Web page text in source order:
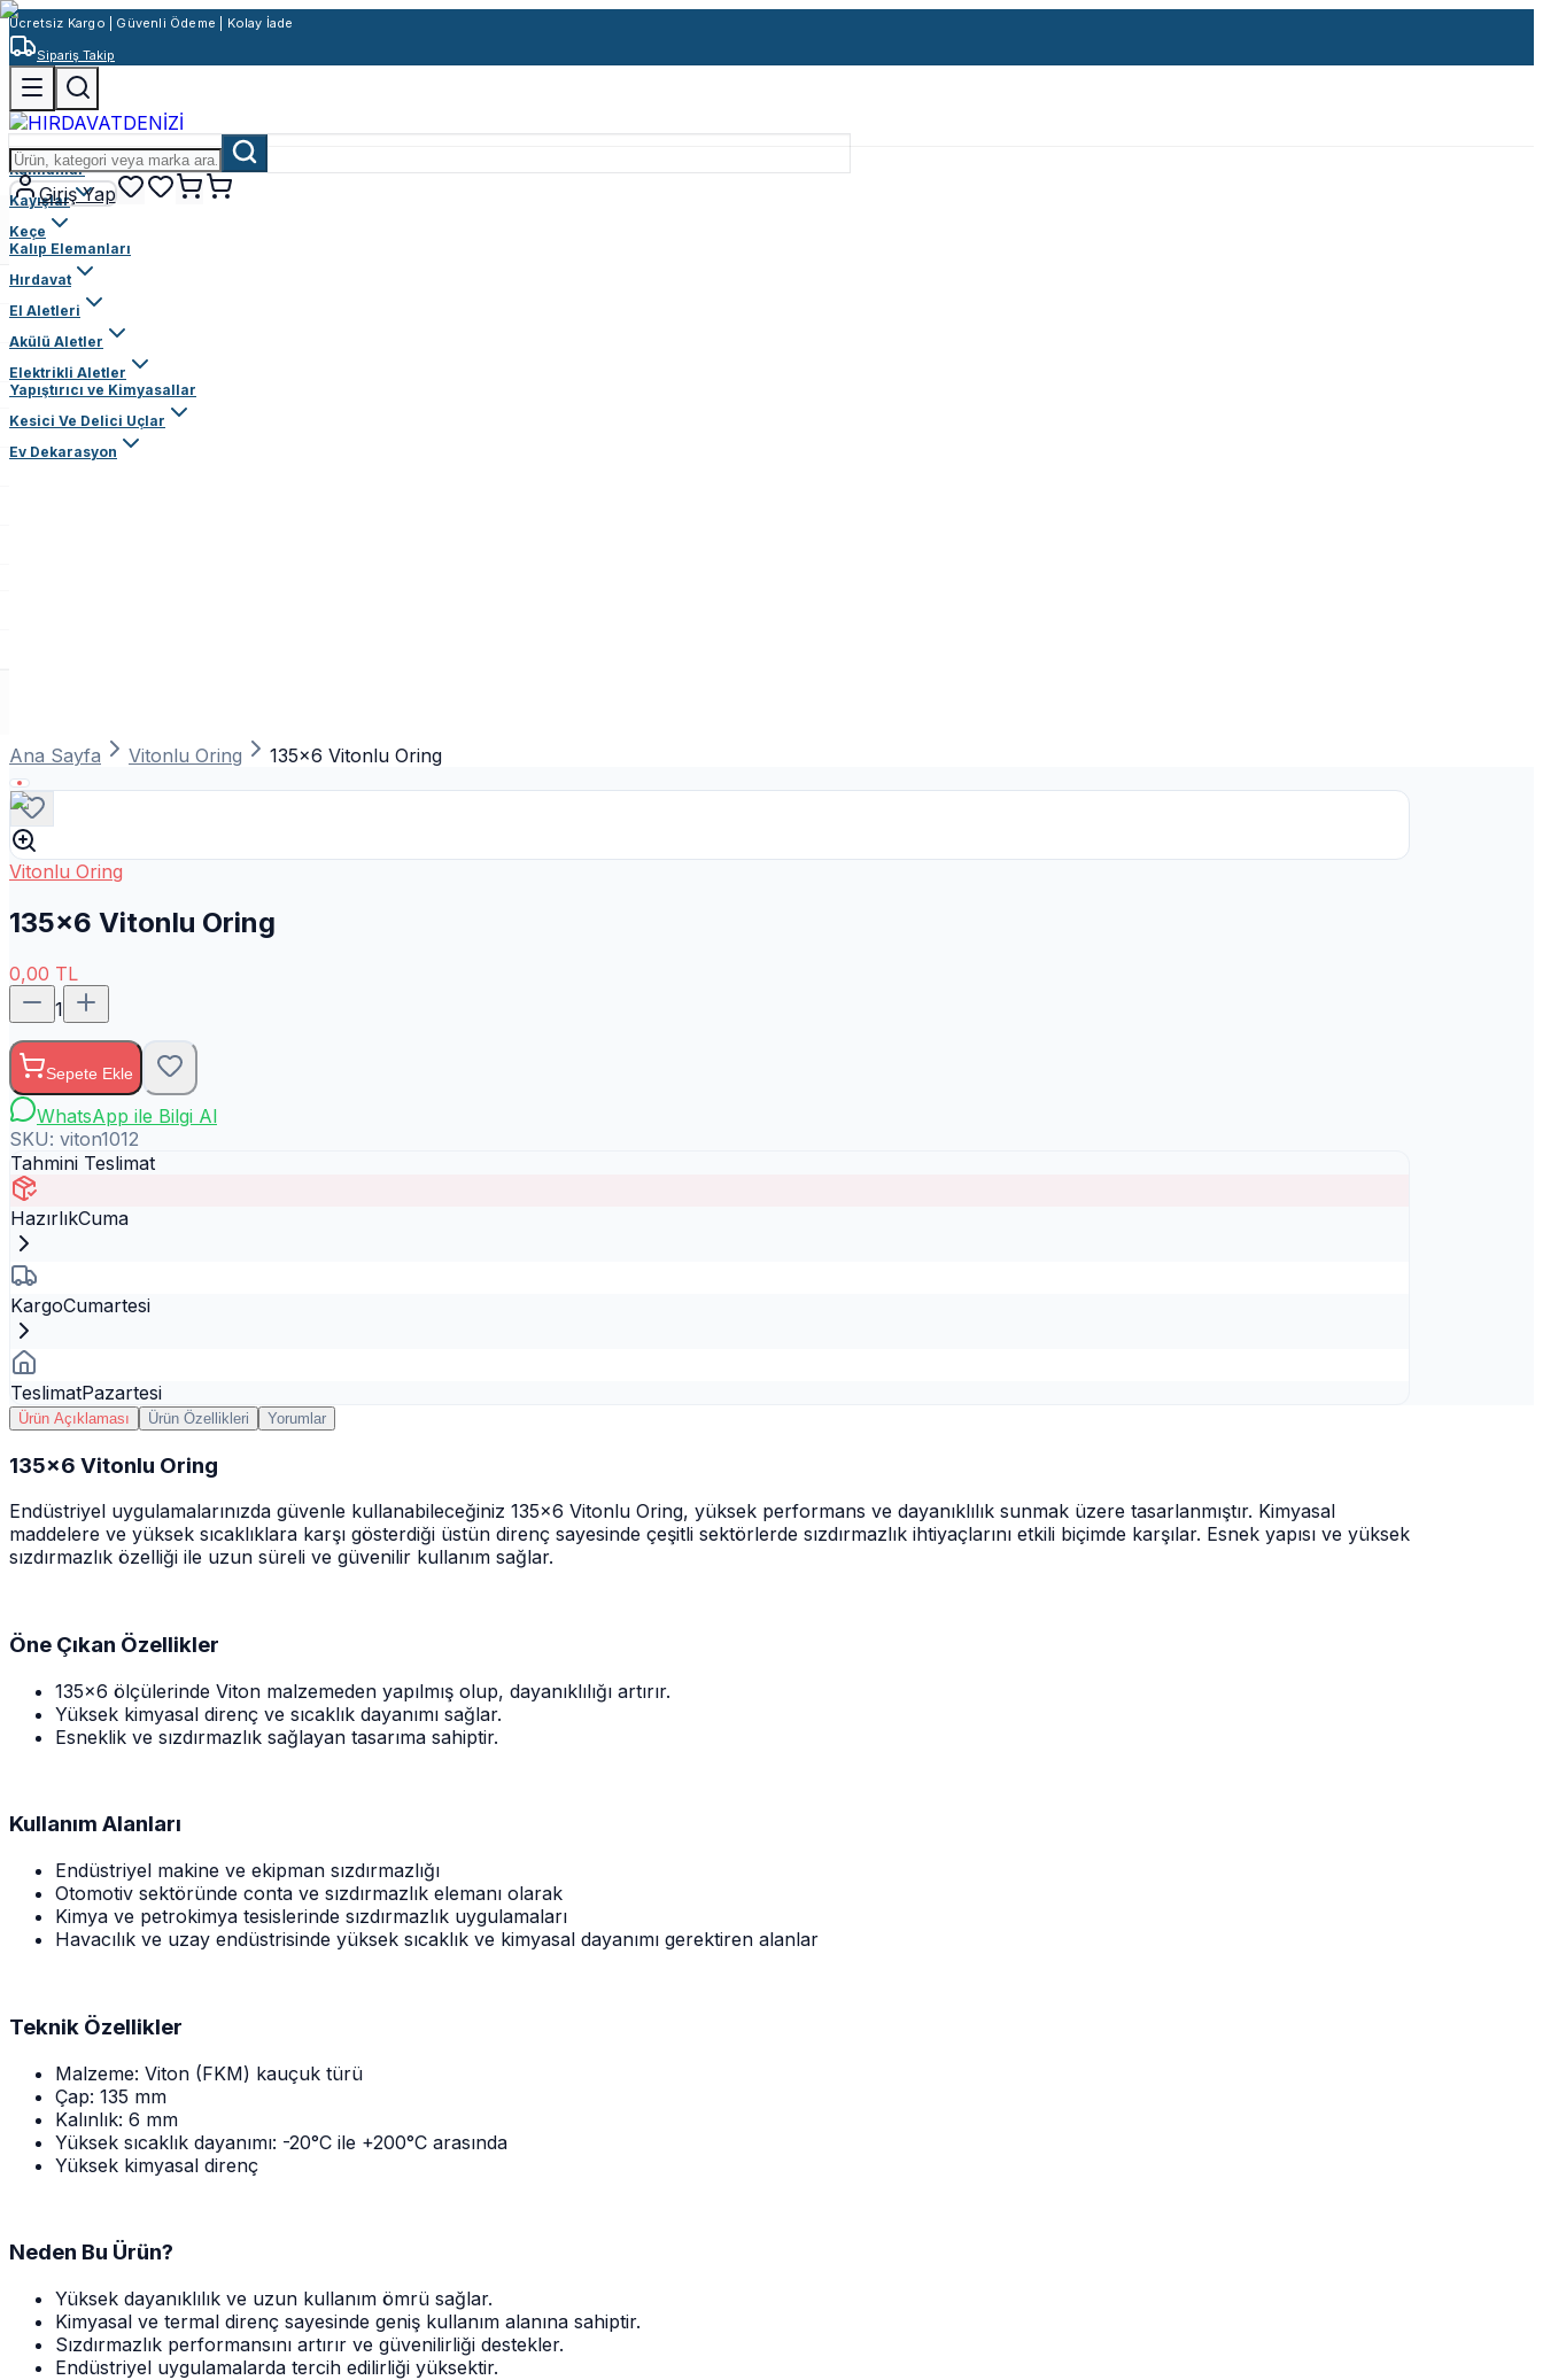
Ücretsiz Kargo | Güvenli Ödeme | Kolay İade
Sipariş Takip
Giriş Yap
Rulmanlar
Kayışlar
Keçe
Kalıp Elemanları
Hırdavat
El Aletleri
Akülü Aletler
Elektrikli Aletler
Yapıştırıcı ve Kimyasallar
Kesici Ve Delici Uçlar
Ev Dekarasyon
Ana Sayfa Vitonlu Oring 135x6 Vitonlu Oring
Vitonlu Oring
135x6 Vitonlu Oring
0,00 TL
1
Sepete Ekle
WhatsApp ile Bilgi Al
SKU: viton1012
Tahmini Teslimat
HazırlıkCuma
KargoCumartesi
TeslimatPazartesi
Ürün Açıklaması Ürün Özellikleri Yorumlar
135x6 Vitonlu Oring
Endüstriyel uygulamalarınızda güvenle kullanabileceğiniz 135x6 Vitonlu Oring, yüksek performans ve dayanıklılık sunmak üzere tasarlanmıştır. Kimyasal
maddelere ve yüksek sıcaklıklara karşı gösterdiği üstün direnç sayesinde çeşitli sektörlerde sızdırmazlık ihtiyaçlarını etkili biçimde karşılar. Esnek yapısı ve yüksek
sızdırmazlık özelliği ile uzun süreli ve güvenilir kullanım sağlar.
Öne Çıkan Özellikler
135x6 ölçülerinde Viton malzemeden yapılmış olup, dayanıklılığı artırır.
Yüksek kimyasal direnç ve sıcaklık dayanımı sağlar.
Esneklik ve sızdırmazlık sağlayan tasarıma sahiptir.
Kullanım Alanları
Endüstriyel makine ve ekipman sızdırmazlığı
Otomotiv sektöründe conta ve sızdırmazlık elemanı olarak
Kimya ve petrokimya tesislerinde sızdırmazlık uygulamaları
Havacılık ve uzay endüstrisinde yüksek sıcaklık ve kimyasal dayanımı gerektiren alanlar
Teknik Özellikler
Malzeme: Viton (FKM) kauçuk türü
Çap: 135 mm
Kalınlık: 6 mm
Yüksek sıcaklık dayanımı: -20°C ile +200°C arasında
Yüksek kimyasal direnç
Neden Bu Ürün?
Yüksek dayanıklılık ve uzun kullanım ömrü sağlar.
Kimyasal ve termal direnç sayesinde geniş kullanım alanına sahiptir.
Sızdırmazlık performansını artırır ve güvenilirliği destekler.
Endüstriyel uygulamalarda tercih edilirliği yüksektir.